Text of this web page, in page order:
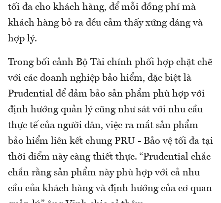
tối đa cho khách hàng, để mỗi đồng phí mà
khách hàng bỏ ra đều cảm thấy xứng đáng và
hợp lý.
Trong bối cảnh Bộ Tài chính phối hợp chặt chẽ
với các doanh nghiệp bảo hiểm, đặc biệt là
Prudential để đảm bảo sản phẩm phù hợp với
định hướng quản lý cũng như sát với nhu cầu
thực tế của người dân, việc ra mắt sản phẩm
bảo hiểm liên kết chung PRU - Bảo vệ tối đa tại
thời điểm này càng thiết thực. “Prudential chắc
chắn rằng sản phẩm này phù hợp với cả nhu
cầu của khách hàng và định hướng của cơ quan